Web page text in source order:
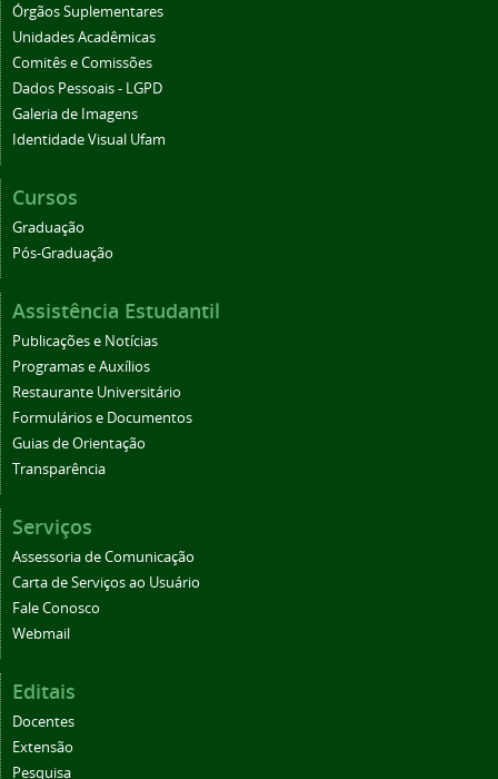
Órgãos Suplementares
Unidades Acadêmicas
Comitês e Comissões
Dados Pessoais - LGPD
Galeria de Imagens
Identidade Visual Ufam
Cursos
Graduação
Pós-Graduação
Assistência Estudantil
Publicações e Notícias
Programas e Auxílios
Restaurante Universitário
Formulários e Documentos
Guias de Orientação
Transparência
Serviços
Assessoria de Comunicação
Carta de Serviços ao Usuário
Fale Conosco
Webmail
Editais
Docentes
Extensão
Pesquisa